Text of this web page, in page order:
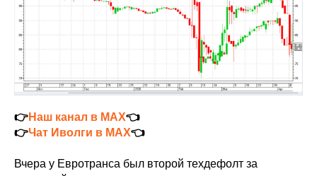
👉Наш канал в MAX👈
👉Чат Иволги в MAX👈
Вчера у Евротранса был второй техдефолт за